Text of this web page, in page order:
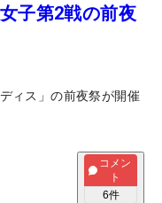
子第2戦の前夜
ィス」の前夜祭が開催
コメン
ト
6件